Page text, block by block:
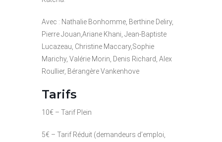
Avec : Nathalie Bonhomme, Berthine Deliry,
Pierre Jouan,Ariane Khani, Jean-Baptiste
Lucazeau, Christine Maccary,Sophie
Marichy, Valérie Morin, Denis Richard, Alex
Roullier, Bérangère Vankenhove
Tarifs
10€ – Tarif Plein
5€ – Tarif Réduit (demandeurs d’emploi,